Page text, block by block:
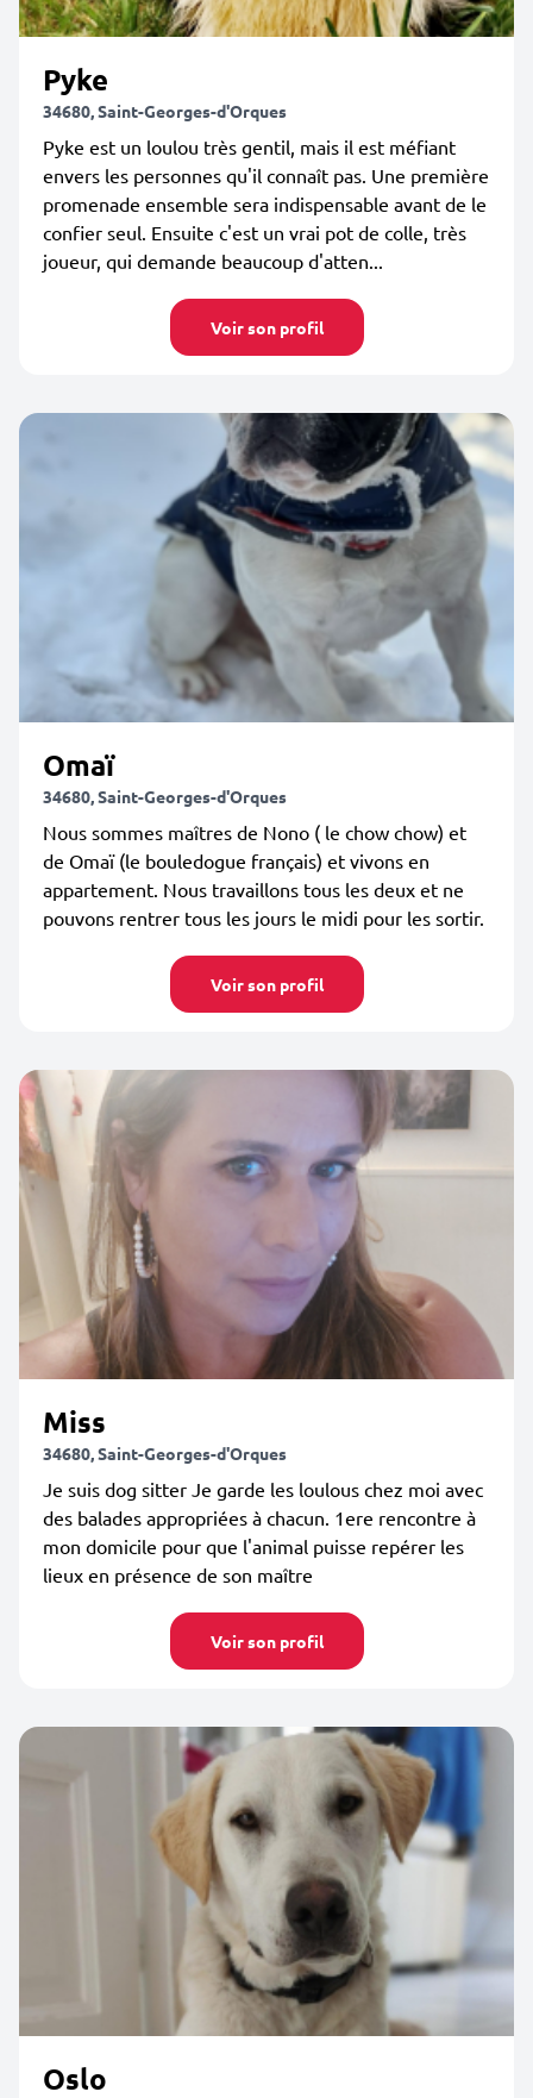
Pyke
34680, Saint-Georges-d'Orques
Pyke est un loulou très gentil, mais il est méfiant
envers les personnes qu'il connaît pas. Une première
promenade ensemble sera indispensable avant de le
confier seul. Ensuite c'est un vrai pot de colle, très
joueur, qui demande beaucoup d'atten...
Voir son profil
Omaï
34680, Saint-Georges-d'Orques
Nous sommes maîtres de Nono ( le chow chow) et
de Omaï (le bouledogue français) et vivons en
appartement. Nous travaillons tous les deux et ne
pouvons rentrer tous les jours le midi pour les sortir.
Voir son profil
Miss
34680, Saint-Georges-d'Orques
Je suis dog sitter Je garde les loulous chez moi avec
des balades appropriées à chacun. 1ere rencontre à
mon domicile pour que l'animal puisse repérer les
lieux en présence de son maître
Voir son profil
Oslo